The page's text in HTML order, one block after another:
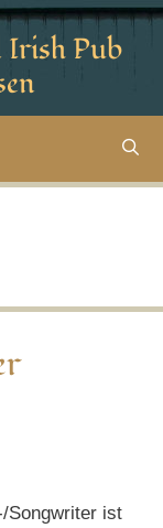
Pub
Songwriter ist